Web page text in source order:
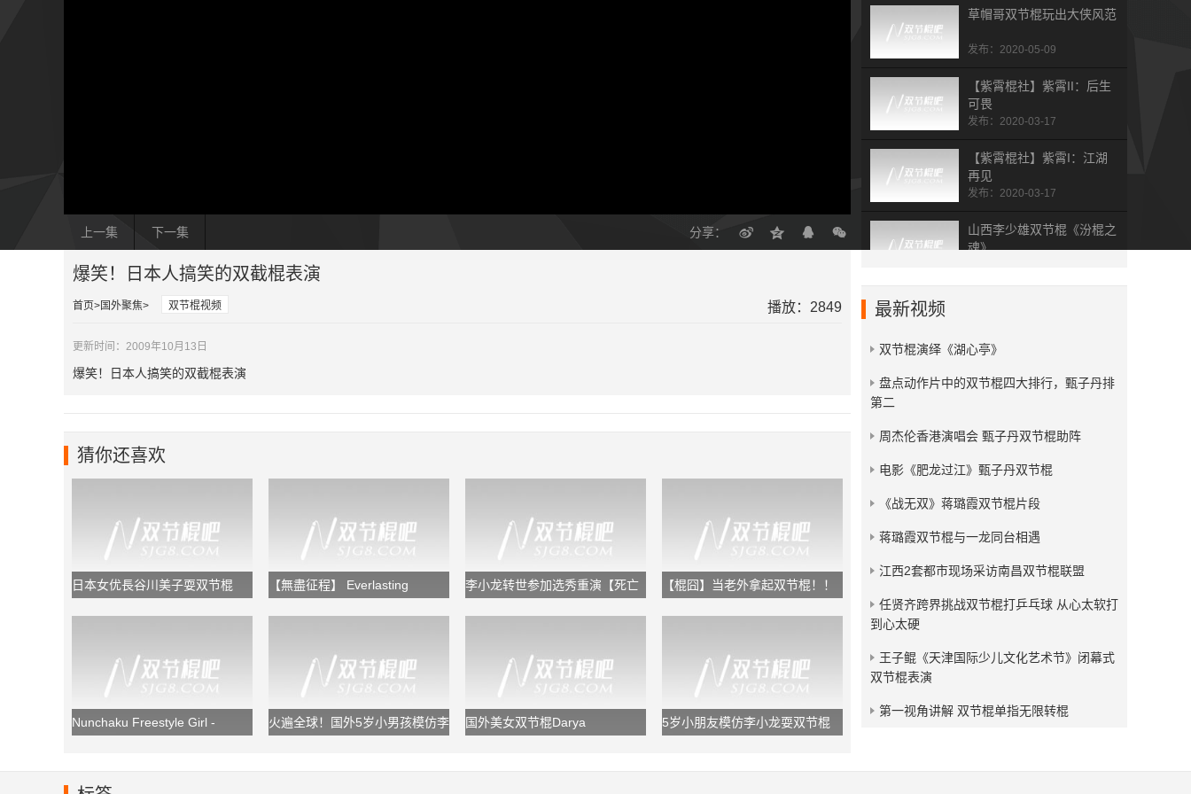
上一集 下一集 分享：
草帽哥双节棍玩出大侠风范
发布：2020-05-09
【紫霄棍社】紫霄II：后生
可畏
发布：2020-03-17
【紫霄棍社】紫霄I：江湖
再见
发布：2020-03-17
山西李少雄双节棍《汾棍之
魂》
残血狂龙双节棍视频小合集
爆笑！日本人搞笑的双截棍表演
首页 国外聚焦 双节棍视频 播放：2849
更新时间：2009年10月13日
爆笑！日本人搞笑的双截棍表演
猜你还喜欢
日本女优長谷川美子耍双节棍
【無盡征程】 Everlasting
李小龙转世参加选秀重演【死亡
【棍囧】当老外拿起双节棍！！
Nunchaku Freestyle Girl -
火遍全球！国外5岁小男孩模仿李
国外美女双节棍Darya
5岁小朋友模仿李小龙耍双节棍
最新视频
双节棍演绎《湖心亭》
​盘点动作片中的双节棍四大排行，甄子丹排
第二
周杰伦香港演唱会 甄子丹双节棍助阵
电影《肥龙过江》甄子丹双节棍
《战无双》蒋璐霞双节棍片段
蒋璐霞双节棍与一龙同台相遇
江西2套都市现场采访南昌双节棍联盟
任贤齐跨界挑战双节棍打乒乓球 从心太软打
到心太硬
王子鲲《天津国际少儿文化艺术节》闭幕式
双节棍表演
第一视角讲解 双节棍单指无限转棍